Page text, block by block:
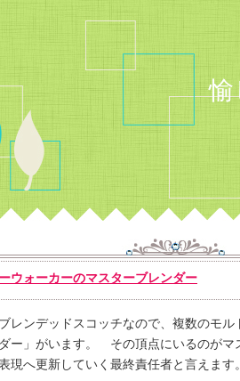
愉
ウォーカーのマスターブレンダー
レンデッドスコッチなので、複数のモ
ー」がいます。 その頂点にいるのがマ
現へ更新していく最終責任者と言えます。